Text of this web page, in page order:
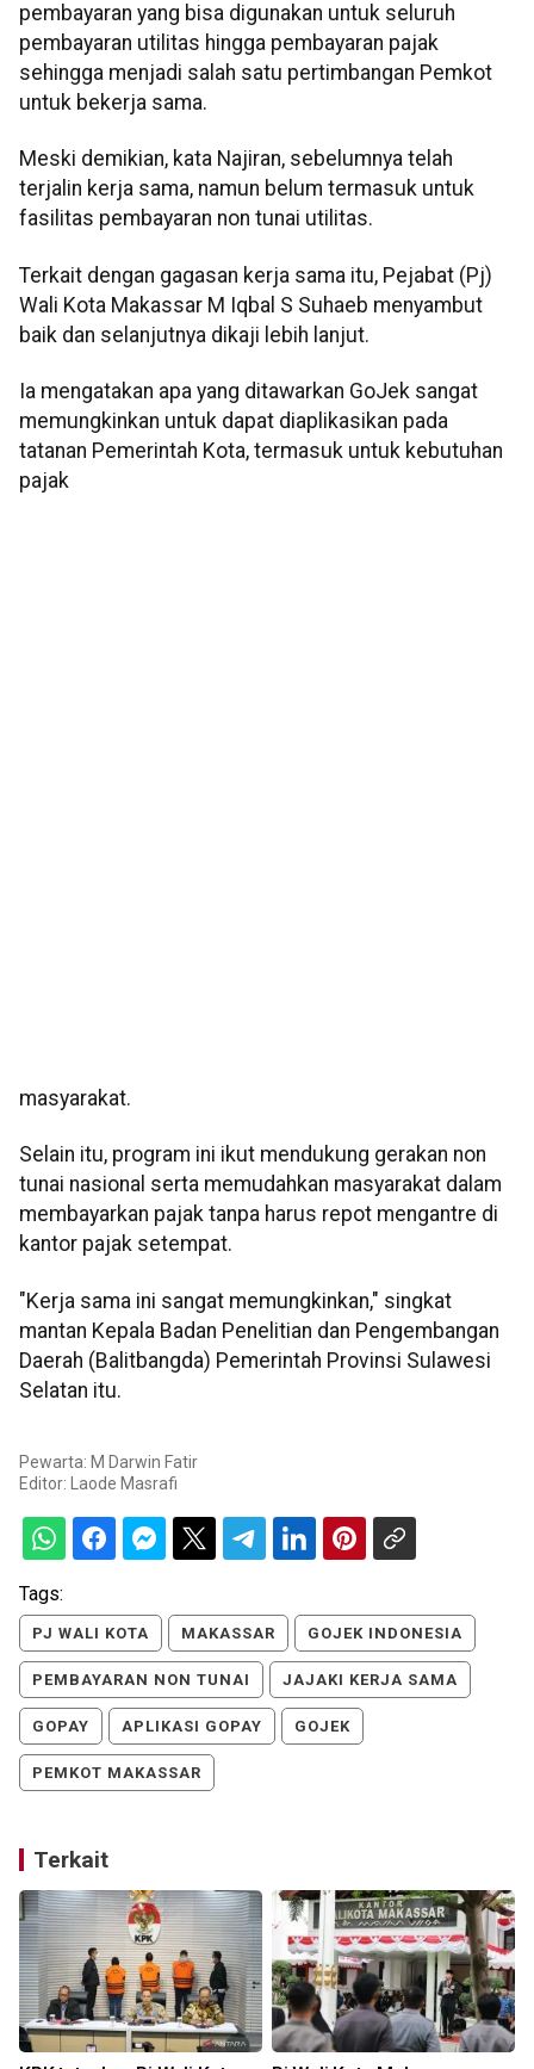
pembayaran yang bisa digunakan untuk seluruh
pembayaran utilitas hingga pembayaran pajak
sehingga menjadi salah satu pertimbangan Pemkot
untuk bekerja sama.
Meski demikian, kata Najiran, sebelumnya telah
terjalin kerja sama, namun belum termasuk untuk
fasilitas pembayaran non tunai utilitas.
Terkait dengan gagasan kerja sama itu, Pejabat (Pj)
Wali Kota Makassar M Iqbal S Suhaeb menyambut
baik dan selanjutnya dikaji lebih lanjut.
Ia mengatakan apa yang ditawarkan GoJek sangat
memungkinkan untuk dapat diaplikasikan pada
tatanan Pemerintah Kota, termasuk untuk kebutuhan
pajak
masyarakat.
Selain itu, program ini ikut mendukung gerakan non
tunai nasional serta memudahkan masyarakat dalam
membayarkan pajak tanpa harus repot mengantre di
kantor pajak setempat.
"Kerja sama ini sangat memungkinkan," singkat
mantan Kepala Badan Penelitian dan Pengembangan
Daerah (Balitbangda) Pemerintah Provinsi Sulawesi
Selatan itu.
Pewarta: M Darwin Fatir
Editor: Laode Masrafi
Tags:
PJ WALI KOTA MAKASSAR GOJEK INDONESIA
PEMBAYARAN NON TUNAI JAJAKI KERJA SAMA
GOPAY APLIKASI GOPAY GOJEK
PEMKOT MAKASSAR
Terkait